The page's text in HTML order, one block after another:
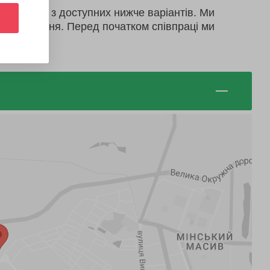
з доступних нижче варіантів. Ми
враження. Перед початком співпраці ми